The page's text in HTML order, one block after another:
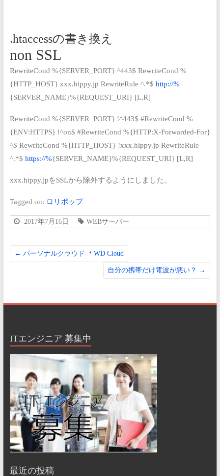
.htaccessの書き換え
non SSL
RewriteCond %{SERVER_PORT} ^443$ RewriteCond %
{HTTP_HOST} xxx.hippy.jp RewriteRule ^.*$ http://%
{SERVER_NAME}%{REQUEST_URI} [L,R]
RewriteCond %{SERVER_PORT} !^443$ #RewriteCond %
{ENV:HTTPS} !^on$ #RewriteCond %{HTTP:X-Forwarded-For}
^$ RewriteCond %{HTTP_HOST} !xxx.hippy.jp RewriteRule
^.*$ https://%{SERVER_NAME}%{REQUEST_URI} [L,R]
xxx.hippy.jpをSSLから除外するようにしました。
Tagged on: ロリポップ
2017年7月16日 WEBサーバー
← パーソナルクラウド ＊WD Cloud
自分の携帯だけ電波が悪い？ →
ITエンジニア 募集中
最近の投稿